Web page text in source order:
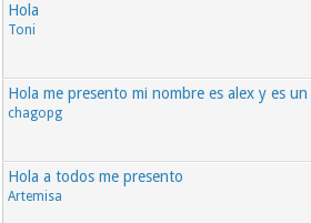
Hola
Toni
Hola me presento mi nombre es alex y es
chagopg
Hola a todos me presento
Artemisa